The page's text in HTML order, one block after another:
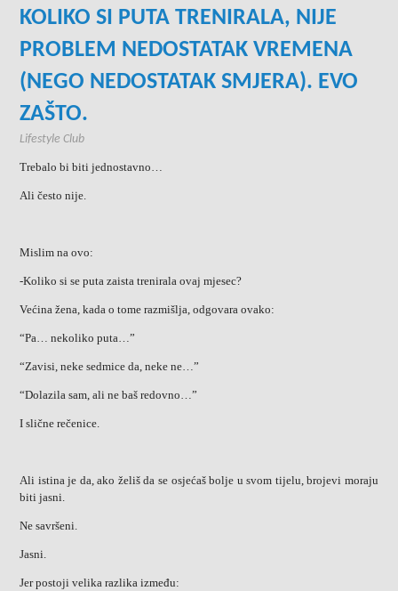
KOLIKO SI PUTA TRENIRALA, NIJE
PROBLEM NEDOSTATAK VREMENA
(NEGO NEDOSTATAK SMJERA). EVO
ZAŠTO.
Lifestyle Club
Trebalo bi biti jednostavno…
Ali često nije.
Mislim na ovo:
-Koliko si se puta zaista trenirala ovaj mjesec?
Većina žena, kada o tome razmišlja, odgovara ovako:
“Pa… nekoliko puta…”
“Zavisi, neke sedmice da, neke ne…”
“Dolazila sam, ali ne baš redovno…”
I slične rečenice.
Ali istina je da, ako želiš da se osjećaš bolje u svom tijelu, brojevi moraju
biti jasni.
Ne savršeni.
Jasni.
Jer postoji velika razlika između: